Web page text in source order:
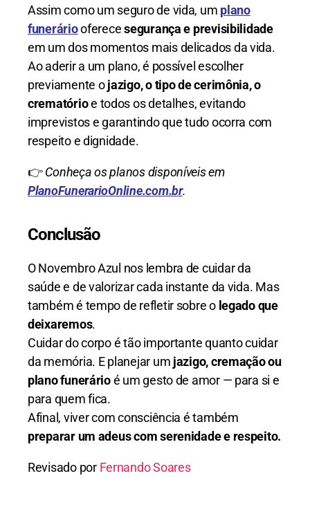
Assim como um seguro de vida, um plano
funeráriooferecesegurança e previsibilidade
em um dos momentos mais delicados da vida.
Ao aderir a um plano, é possível escolher
previamente ojazigo, o tipo de cerimônia, o
crematórioe todos os detalhes, evitando
imprevistos e garantindo que tudo ocorra com
respeito e dignidade.
👉Conheça os planos disponíveis em
PlanoFunerarioOnline.com.br.
Conclusão
O Novembro Azul nos lembra de cuidar da
saúde e de valorizar cada instante da vida. Mas
também é tempo de refletir sobre o legado que
deixaremos.
Cuidar do corpo é tão importante quanto cuidar
da memória. E planejar um jazigo, cremação ou
plano funerárioé um gesto de amor — para si e
para quem fica.
Afinal, viver com consciência é também
preparar um adeus com serenidade e respeito.
Revisado por Fernando Soares